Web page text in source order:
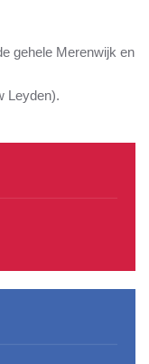
gehele Merenwijk en
Leyden).